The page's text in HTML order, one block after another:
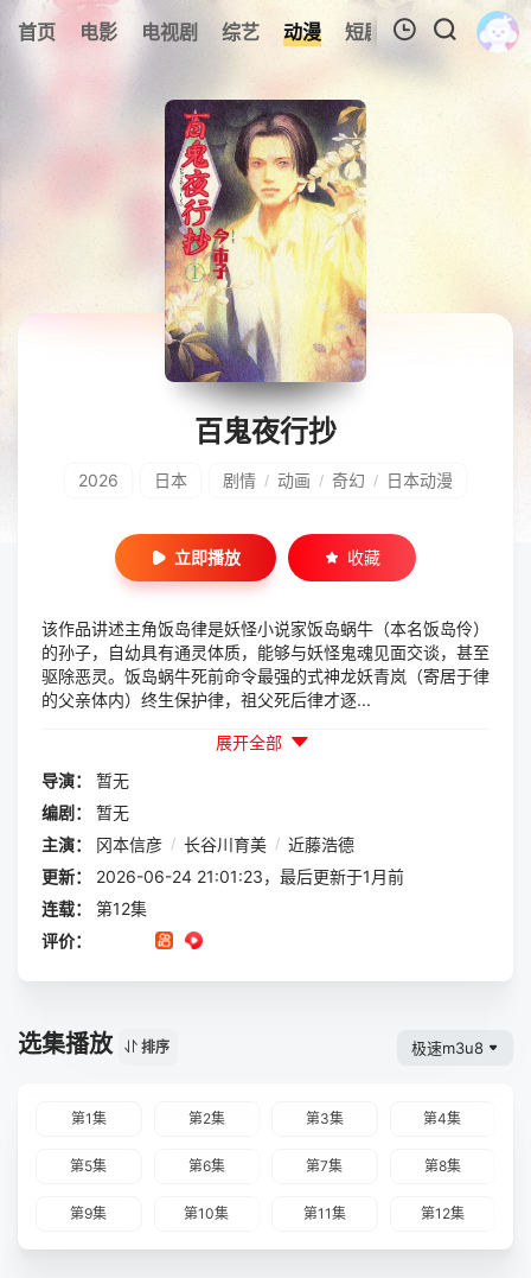
首页 电影 电视剧 综艺 动漫 短剧 今日更新
0
暂无观看影片的记录
百鬼夜行抄
2026 日本 剧情 / 动画 / 奇幻 / 日本动漫
立即播放 收藏
该作品讲述主角饭岛律是妖怪小说家饭岛蜗牛（本名饭岛伶）
的孙子，自幼具有通灵体质，能够与妖怪鬼魂见面交谈，甚至
驱除恶灵。饭岛蜗牛死前命令最强的式神龙妖青岚（寄居于律
的父亲体内）终生保护律，祖父死后律才逐...
展开全部
导演：
暂无
编剧：
暂无
主演：
冈本信彦 / 长谷川育美 / 近藤浩德
更新：
2026-06-24 21:01:23，最后更新于1月前
连载：
第12集
评价：
选集播放 排序 极速m3u8
第1集 第2集 第3集 第4集
第5集 第6集 第7集 第8集
第9集 第10集 第11集 第12集